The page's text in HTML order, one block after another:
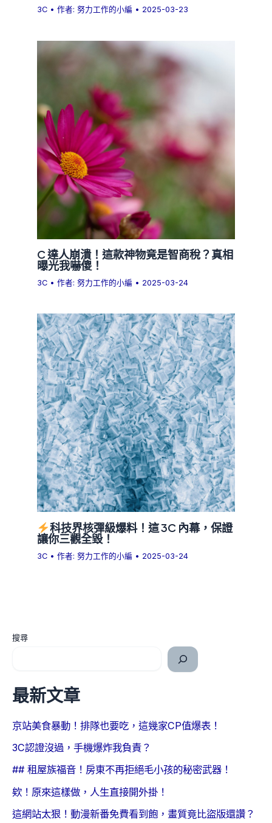
3C • 作者:努力工作的小編 • 2025-03-23
C 達人崩潰！這款神物竟是智商稅？真相
曝光我嚇傻！
3C • 作者:努力工作的小編 • 2025-03-24
科技界核彈級爆料！這 3C 內幕，保證
讓你三觀全毀！
3C • 作者:努力工作的小編 • 2025-03-24
搜尋
最新文章
京站美食暴動！排隊也要吃，這幾家CP值爆表！
3C認證沒過，手機爆炸我負責？
## 租屋族福音！房東不再拒絕毛小孩的秘密武器！
欸！原來這樣做，人生直接開外掛！
這網站太狠！動漫新番免費看到飽，畫質竟比盜版還讚？